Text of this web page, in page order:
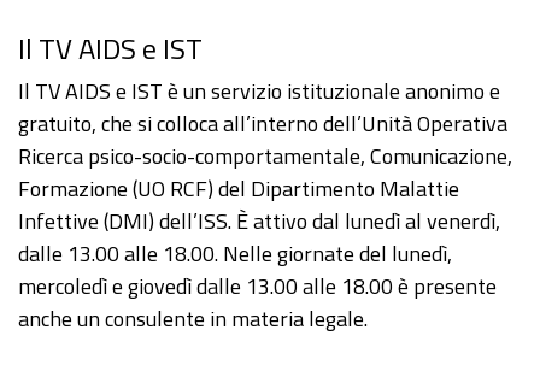
Il TV AIDS e IST
Il TV AIDS e IST è un servizio istituzionale anonimo e
gratuito, che si colloca all’interno dell’Unità Operativa
Ricerca psico-socio-comportamentale, Comunicazione,
Formazione (UO RCF) del Dipartimento Malattie
Infettive (DMI) dell’ISS. È attivo dal lunedì al venerdì,
dalle 13.00 alle 18.00. Nelle giornate del lunedì,
mercoledì e giovedì dalle 13.00 alle 18.00 è presente
anche un consulente in materia legale.